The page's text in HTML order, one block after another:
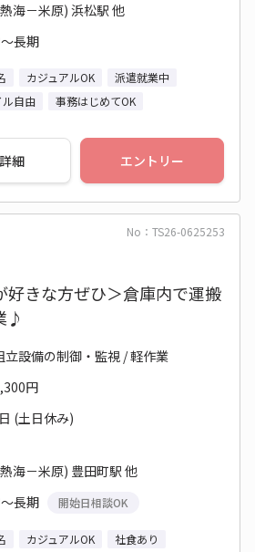
海－米原) 浜松駅 他
長期
カジュアルOK
派遣就業中
自由 事務はじめてOK
細 エントリー
No：TS26-0625253
好きな方ぜひ＞倉庫内で運搬
♪
立設備の制御・監視 / 軽作業
円
(土日休み)
海－米原) 豊田町駅 他
長期
開始日相談OK
カジュアルOK
社食あり